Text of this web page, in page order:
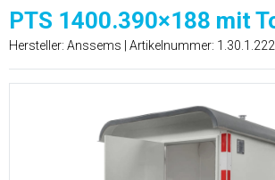
PTS 1400.390×188 mit
Hersteller: Anssems | Artikelnummer: